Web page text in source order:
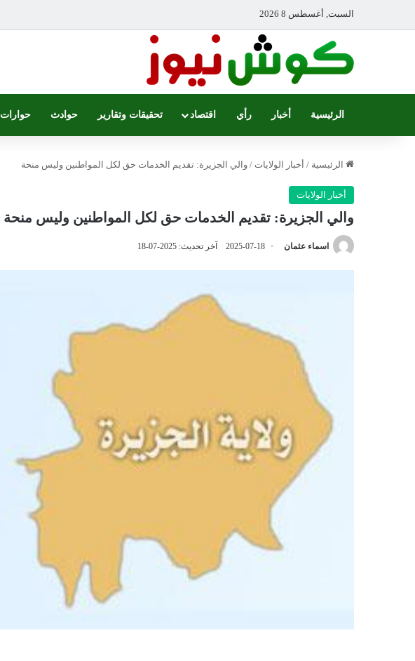
السبت, أغسطس 8 2026
الرئيسية أخبار رأي اقتصاد تحقيقات وتقارير حوادث حوارات
الرئيسية / أخبار الولايات / والي الجزيرة: تقديم الخدمات حق لكل المواطنين وليس منحة
أخبار الولايات
والي الجزيرة: تقديم الخدمات حق لكل المواطنين وليس منحة
اسماء عثمان 2025-07-18 آخر تحديث: 2025-07-18